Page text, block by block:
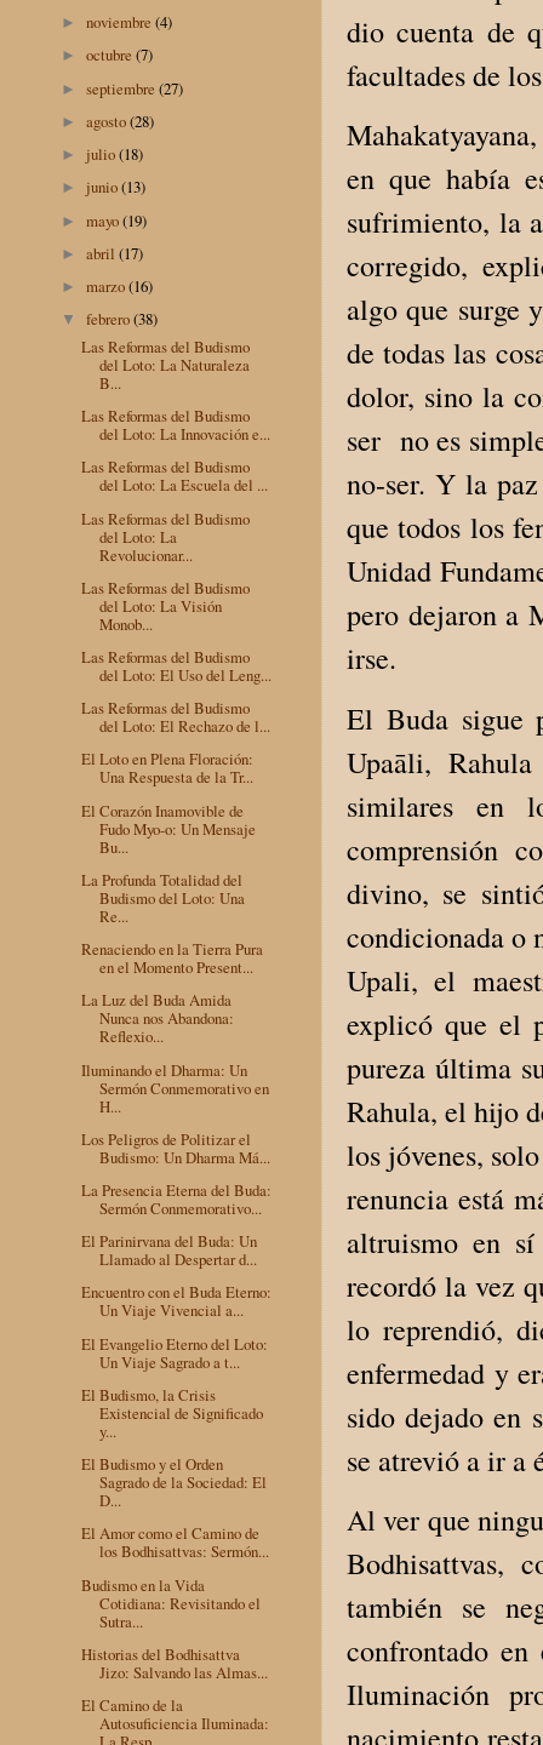
dio cuenta de
facultades de
en que había
sufrimiento, la
corregido,
algo que surge
de todas las
dolor, sino la
ser no es
no-ser. Y la
que todos los
Unidad
pero dejaron a
irse.
El Buda sigue
Upaāli,
similares en
comprensión
divino, se
condicionada o
Upali, el
explicó que el
pureza última
Rahula, el hijo
los jóvenes,
renuncia está
altruismo en
recordó la vez
lo reprendió,
enfermedad y
sido dejado en
se atrevió a ir a
Al ver que
Bodhisattvas,
también se
confrontado
Iluminación
►noviembre(4)
►octubre(7)
►septiembre(27)
►agosto(28)
► julio(18)
► junio(13)
►mayo(19)
►abril(17)
►marzo(16)
▼febrero(38)
Las Reformas del Budismo
del Loto: La Naturaleza
B...
Las Reformas del Budismo
del Loto: La Innovación e...
Las Reformas del Budismo
del Loto: La Escuela del ...
Las Reformas del Budismo
del Loto: La
Revolucionar...
Las Reformas del Budismo
del Loto: La Visión
Monob...
Las Reformas del Budismo
del Loto: El Uso del Leng...
Las Reformas del Budismo
del Loto: El Rechazo de l...
El Loto en Plena Floración:
Una Respuesta de la Tr...
El Corazón Inamovible de
Fudo Myo-o: Un Mensaje
Bu...
La Profunda Totalidad del
Budismo del Loto: Una
Re...
Renaciendo en la Tierra Pura
en el Momento Present...
La Luz del Buda Amida
Nunca nos Abandona:
Reflexio...
Iluminando el Dharma: Un
Sermón Conmemorativo en
H...
Los Peligros de Politizar el
Budismo: Un Dharma Má...
La Presencia Eterna del Buda:
Sermón Conmemorativo...
El Parinirvana del Buda: Un
Llamado al Despertar d...
Encuentro con el Buda Eterno:
Un Viaje Vivencial a...
El Evangelio Eterno del Loto:
Un Viaje Sagrado a t...
El Budismo, la Crisis
Existencial de Significado
y...
El Budismo y el Orden
Sagrado de la Sociedad: El
D...
El Amor como el Camino de
los Bodhisattvas: Sermón...
Budismo en la Vida
Cotidiana: Revisitando el
Sutra...
Historias del Bodhisattva
Jizo: Salvando las Almas...
El Camino de la
Autosuficiencia Iluminada: